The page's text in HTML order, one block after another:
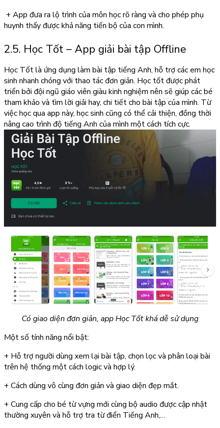
+ App đưa ra lộ trình của môn học rõ ràng và cho phép phụ
huynh thấy được khả năng tiến bộ của con mình.
2.5. Học Tốt – App giải bài tập Offline
Học Tốt là ứng dụng làm bài tập tiếng Anh, hỗ trợ các em học
sinh nhanh chóng với thao tác đơn giản. Học tốt được phát
triển bởi đội ngũ giáo viên giàu kinh nghiệm nên sẽ giúp các bé
tham khảo và tìm lời giải hay, chi tiết cho bài tập của mình. Từ
việc học qua app này, học sinh cũng có thể cải thiện, đồng thời
nâng cao trình độ tiếng Anh của mình một cách tích cực.
Có giao diện đơn giản, app Học Tốt khá dễ sử dụng
Một số tính năng nổi bật:
+ Hỗ trợ người dùng xem lại bài tập, chọn lọc và phân loại bài
trên hệ thống một cách logic và hợp lý.
+ Cách dùng vô cùng đơn giản và giao diện đẹp mắt.
+ Cung cấp cho bé từ vựng mới cùng bộ audio được cập nhật
thường xuyên và hỗ trợ tra từ điển Tiếng Anh,…